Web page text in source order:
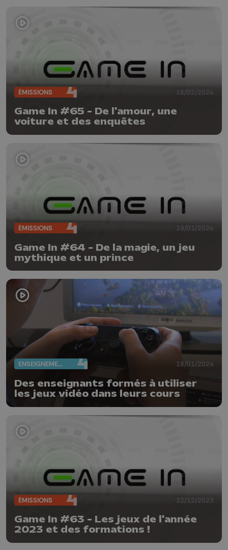
ÉMISSIONS 16/02/2024
Game In #65 - De l'amour, une
voiture et des enquêtes
ÉMISSIONS 19/01/2024
Game In #64 - De la magie, un jeu
mythique et un prince
ENSEIGNEMENT 18/01/2024
Des enseignants formés à utiliser
les jeux vidéo dans leurs cours
ÉMISSIONS 22/12/2023
Game In #63 - Les jeux de l'année
2023 et des formations !